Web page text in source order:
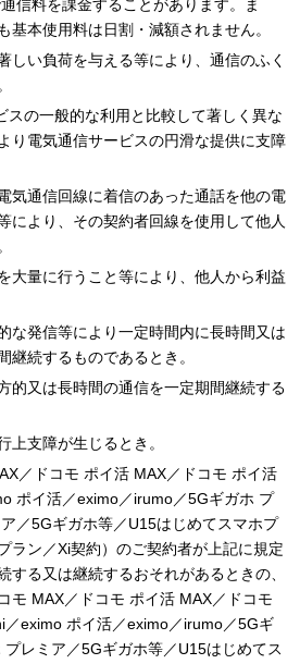
信料を課金することがあります。ま
基本使用料は日割・減額されません。
しい負荷を与える等により、通信のふく
スの一般的な利用と比較して著しく異な
り電気通信サービスの円滑な提供に支障
気通信回線に着信のあった通話を他の電
により、その契約者回線を使用して他人
大量に行うこと等により、他人から利益
な発信等により一定時間内に長時間又は
継続するものであるとき。
的又は長時間の通信を一定期間継続する
上支障が生じるとき。
／ドコモ ポイ活 MAX／ドコモ ポイ活
ポイ活／eximo／irumo／5Gギガホ プ
／5Gギガホ等／U15はじめてスマホプ
ラン／Xi契約）のご契約者が上記に規定
する又は継続するおそれがあるときの、
モ MAX／ドコモ ポイ活 MAX／ドコモ
eximo ポイ活／eximo／irumo／5Gギ
レミア／5Gギガホ等／U15はじめてス